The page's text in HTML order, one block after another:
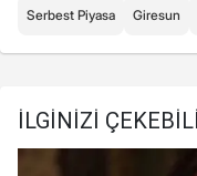
Serbest Piyasa Giresun